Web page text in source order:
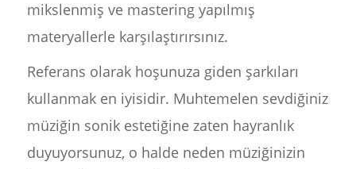
mikslenmiş ve mastering yapılmış
materyallerle karşılaştırırsınız.
Referans olarak hoşunuza giden şarkıları
kullanmak en iyisidir. Muhtemelen sevdiğiniz
müziğin sonik estetiğine zaten hayranlık
duyuyorsunuz, o halde neden müziğinizin